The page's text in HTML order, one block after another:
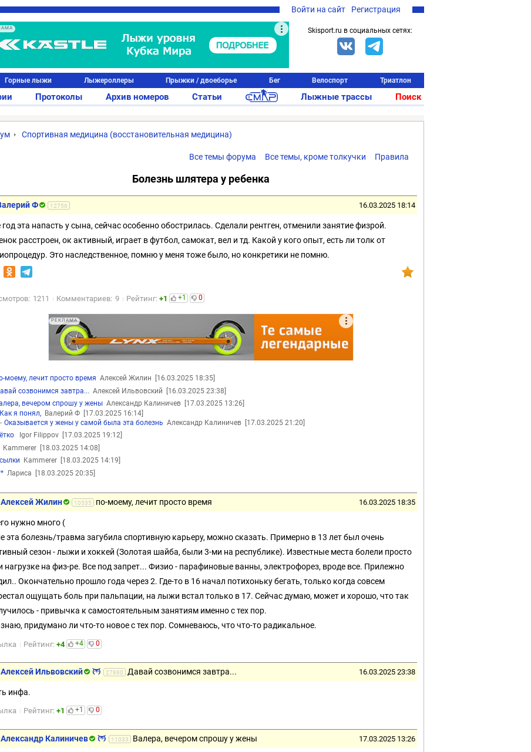
Войти на сайт Регистрация
Skisport.ru в социальных сетях:
Горные лыжи Лыжероллеры Прыжки / двоеборье Бег Велоспорт Триатлон
Протоколы Архив номеров Статьи Лыжные трассы Поиск
Спортивная медицина (восстановительная медицина)
Правила
Все темы, кроме толкучки
Все темы форума
Болезнь шлятера у ребенка
Ф 12756 16.03.2025 18:14
эта напасть у сына, сейчас особенно обострилась. Сделали рентген, отменили занятие физрой.
расстроен, ок активный, играет в футбол, самокат, вел и тд. Какой у кого опыт, есть ли толк от
Это наследственное, помню у меня тоже было, но конкретики не помню.
1211 Комментариев: 9 Рейтинг:+1 +1 0
РЕКЛАМА
моему, лечит просто время Алексей Жилин
[16.03.2025 18:35]
созвонимся завтра... Алексей Ильвовский
[16.03.2025 23:38]
вечером спрошу у женыАлександр Калиничев
[17.03.2025 13:26]
Как я понял, Валерий Ф [17.03.2025 16:14]
Оказывается у жены у самой была эта болезнь Александр Калиничев
[17.03.2025 21:20]
Igor Filippov
[17.03.2025 19:12]
Kammerer [18.03.2025 14:08]
Kammerer
[18.03.2025 14:19]
Лариса [18.03.2025 20:35]
Алексей Жилин 10535 по-моему, лечит просто время 16.03.2025 18:35
нужно много (
эта болезнь/травма загубила спортивную карьеру, можно сказать. Примерно в 13 лет был очень
сезон - лыжи и хоккей (Золотая шайба, были 3-ми на республике). Известные места болели просто
нагрузке на физ-ре. Все под запрет... Физио - парафиновые ванны, электрофорез, вроде все. Прилежно
Окончательно прошло года через 2. Где-то в 16 начал потихоньку бегать, только когда совсем
ощущать боль при пальпации, на лыжи встал только в 17. Сейчас думаю, может и хорошо, что так
- привычка к самостоятельным занятиям именно с тех пор.
придумано ли что-то новое с тех пор. Сомневаюсь, что что-то радикальное.
Рейтинг:+4 +4 0
Алексей Ильвовский 27880 Давай созвонимся завтра... 16.03.2025 23:38
инфа.
Рейтинг:+1 +1 0
Александр Калиничев 11033 Валера, вечером спрошу у жены 17.03.2025 13:26